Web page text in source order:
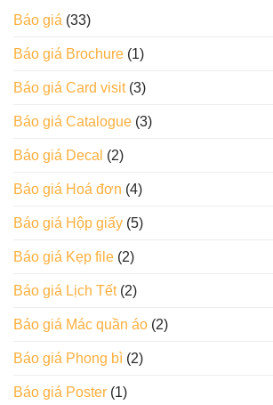
Báo giá (33)
Báo giá Brochure (1)
Báo giá Card visit(3)
Báo giá Catalogue (3)
Báo giá Decal (2)
Báo giá Hoá đơn (4)
Báo giá Hộp giấy (5)
Báo giá Kẹp file (2)
Báo giá Lịch Tết(2)
Báo giá Mác quần áo (2)
Báo giá Phong bì (2)
Báo giá Poster (1)